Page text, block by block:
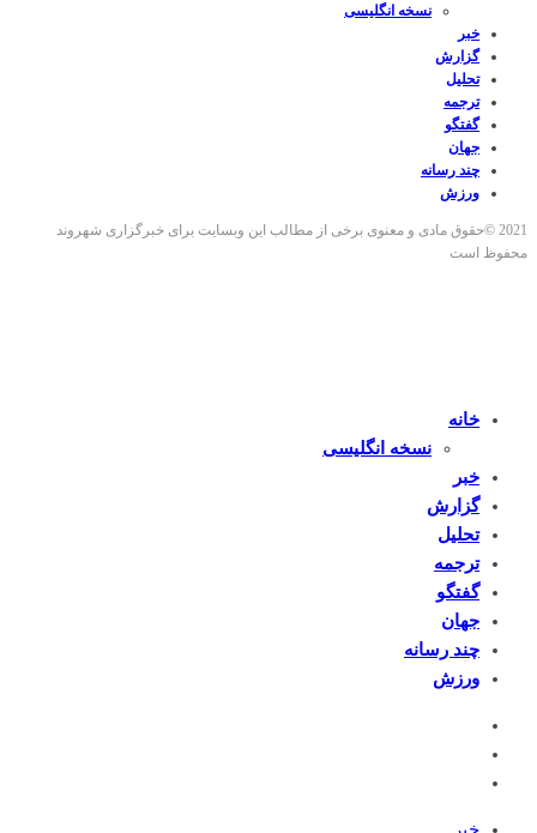
نسخه انگلیسی
خبر
گزارش
تحلیل
ترجمه
گفتگو
جهان
چند رسانه
ورزش
2021 ©حقوق مادی و معنوی برخی از مطالب این وبسایت برای خبرگزاری شهروند
محفوظ است
خانه
نسخه انگلیسی
خبر
گزارش
تحلیل
ترجمه
گفتگو
جهان
چند رسانه
ورزش
خبر